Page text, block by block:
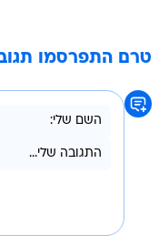
טרם התפרסמו